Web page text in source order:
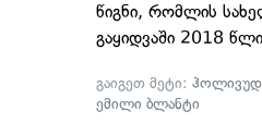
წიგნი, რომლის
გაყიდვაში 2018
გაიგეთ მეტი:
ემილი ბლანტი